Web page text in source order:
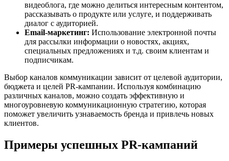
видеоблога, где можно делиться интересным контентом,
рассказывать о продукте или услуге, и поддерживать
диалог с аудиторией.
Email-маркетинг: Использование электронной почты
для рассылки информации о новостях, акциях,
специальных предложениях и т.д. своим клиентам и
подписчикам.
Выбор каналов коммуникации зависит от целевой аудитории,
бюджета и целей PR-кампании. Используя комбинацию
различных каналов, можно создать эффективную и
многоуровневую коммуникационную стратегию, которая
поможет увеличить узнаваемость бренда и привлечь новых
клиентов.
Примеры успешных PR-кампаний